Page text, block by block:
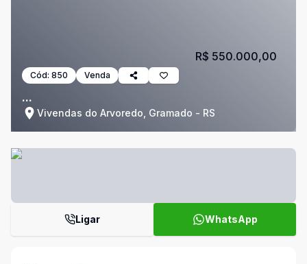
Cód: 850 Venda
...
Vivendas do Arvoredo, Gramado - RS
R$ 550.000,00
Ligar WhatsApp